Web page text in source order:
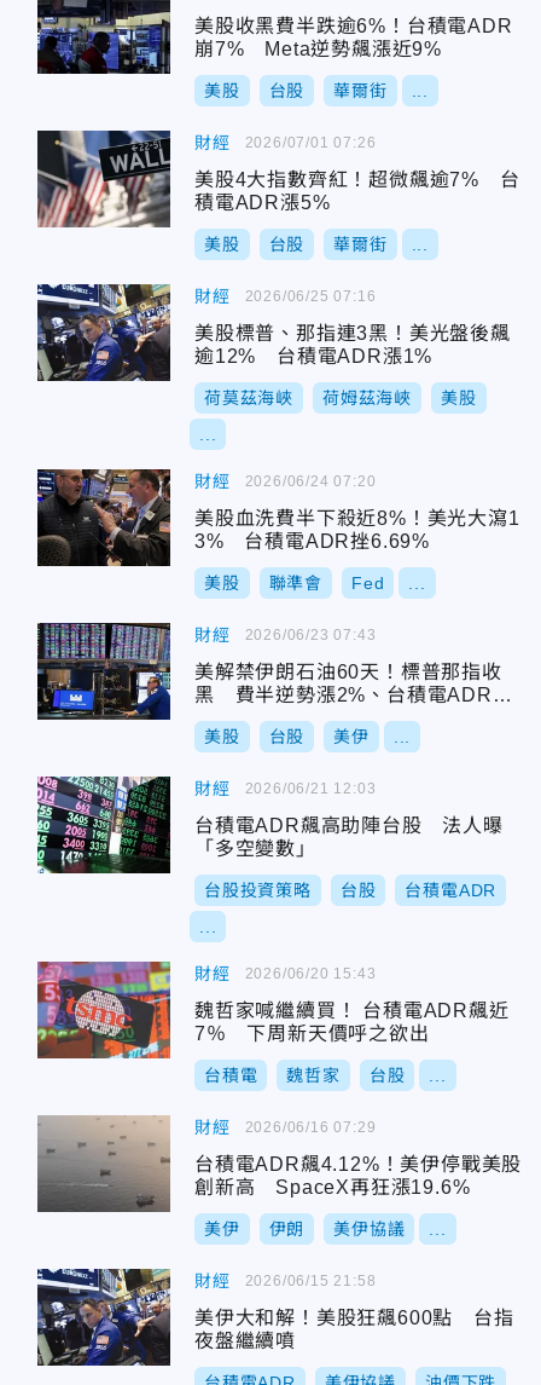
美股收黑費半跌逾6%！台積電ADR
崩7% Meta逆勢飆漲近9%
美股 台股 華爾街
財經
美股4大指數齊紅！超微飆逾7% 台
積電ADR漲5%
美股 台股 華爾街
2026/07/01 07:26
財經
美股標普、那指連3黑！美光盤後飆
逾12% 台積電ADR漲1%
荷莫茲海峽 荷姆茲海峽 美股
2026/06/25 07:16
財經
美股血洗費半下殺近8%！美光大瀉1
3% 台積電ADR挫6.69%
美股 聯準會 Fed
2026/06/24 07:20
財經
美解禁伊朗石油60天！標普那指收
黑 費半逆勢漲2%、台積電ADR漲
1.2%
美股 台股 美伊
2026/06/23 07:43
財經
台積電ADR飆高助陣台股 法人曝
「多空變數」
台股投資策略 台股 台積電ADR
2026/06/21 12:03
財經
魏哲家喊繼續買！ 台積電ADR飆近
7％ 下周新天價呼之欲出
台積電 魏哲家 台股
2026/06/20 15:43
財經
台積電ADR飆4.12%！美伊停戰美股
創新高 SpaceX再狂漲19.6%
美伊 伊朗 美伊協議
2026/06/16 07:29
財經
美伊大和解！美股狂飆600點 台指
夜盤繼續噴
2026/06/15 21:58